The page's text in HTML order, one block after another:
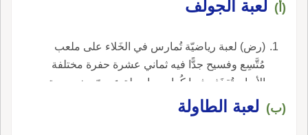
(أ) لعبة الجولف
(رض) لعبة رياضيّة تُمارس في الخَلاء على ملعب
مُتَّسِع وفسيح جدًّا فيه ثماني عشرة حفرة مختلفة
الأبعاد، تُقذَف فيها كُرات بواسطة عِصِيّ مخصوصة.
(ب) لعبة الطاولة